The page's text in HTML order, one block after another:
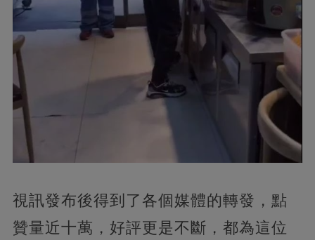
視訊發布後得到了各個媒體的轉發，點
贊量近十萬，好評更是不斷，都為這位